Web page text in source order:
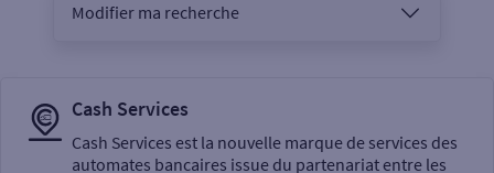
Modifier ma recherche
Sélectionnez votre recherche
Cash Services
Cash Services est la nouvelle marque de services des
automates bancaires issue du partenariat entre les